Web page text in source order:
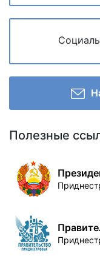
Полезные